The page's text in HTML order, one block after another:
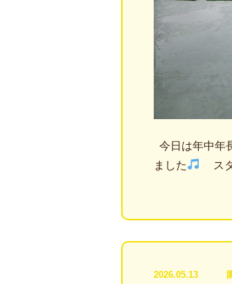
今日は年中年
ました
スタ
2026.05.13